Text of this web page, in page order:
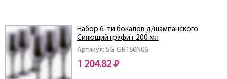
Артикул: SG-GR160N06
Набор 6-ти бокалов д/шампанского
Сияющий графит 200 мл
1 204.82 ₽